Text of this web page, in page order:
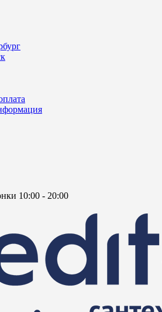
10:00 - 20:00